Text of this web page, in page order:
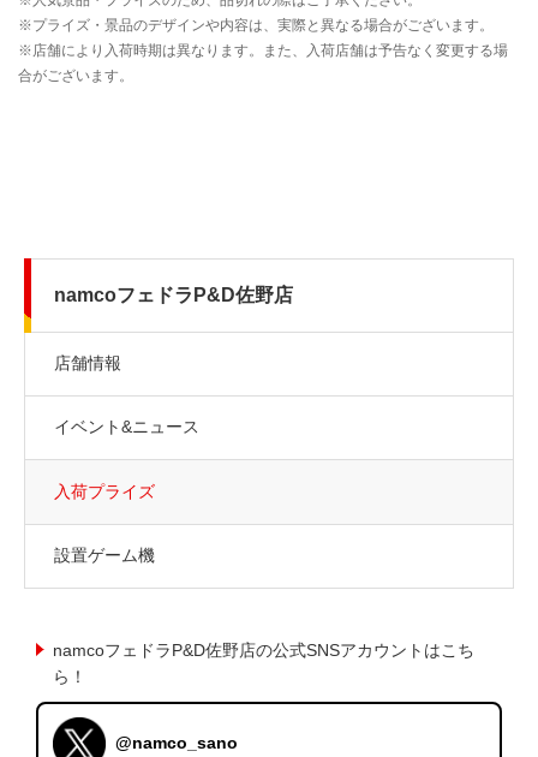
namcoフェドラP&D佐野店
店舗情報
イベント&ニュース
入荷プライズ
設置ゲーム機
namcoフェドラP&D佐野店の公式SNSアカウントはこち
ら！
@namco_sano